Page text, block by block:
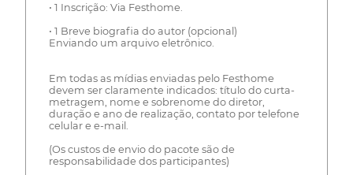
• 1 Inscrição: Via Festhome.
• 1 Breve biografia do autor (opcional)
Enviando um arquivo eletrônico.
Em todas as mídias enviadas pelo Festhome
devem ser claramente indicados: título do curta-
metragem, nome e sobrenome do diretor,
duração e ano de realização, contato por telefone
celular e e-mail.
(Os custos de envio do pacote são de
responsabilidade dos participantes)